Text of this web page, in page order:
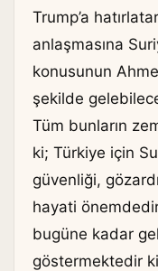
Trump’a
anlaşmasına
konusunun
şekilde
Tüm bunların
ki; Türkiye için
güvenliği,
hayati
bugüne kadar
göstermektedir